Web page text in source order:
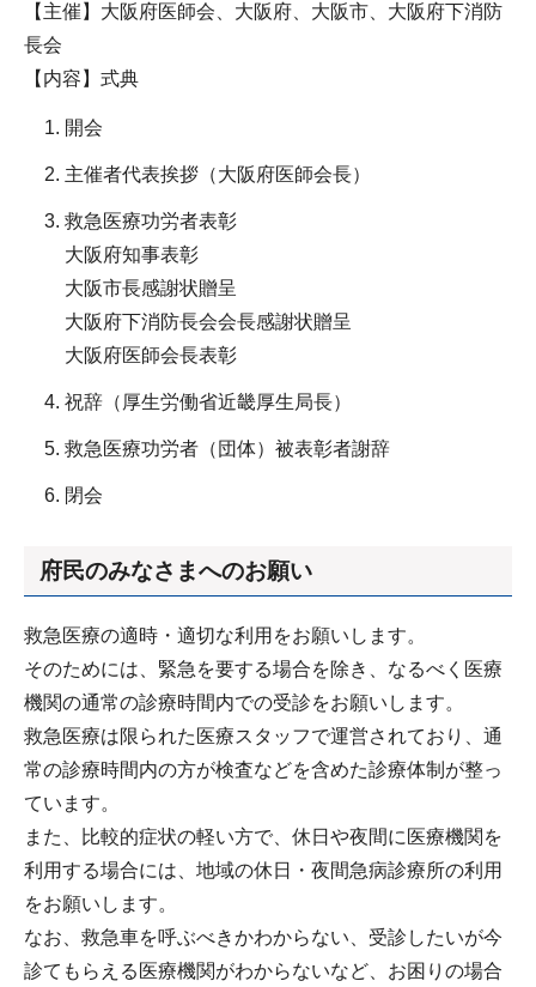
【主催】大阪府医師会、大阪府、大阪市、大阪府下消防
長会
【内容】式典
開会
主催者代表挨拶（大阪府医師会長）
救急医療功労者表彰
大阪府知事表彰
大阪市長感謝状贈呈
大阪府下消防長会会長感謝状贈呈
大阪府医師会長表彰
祝辞（厚生労働省近畿厚生局長）
救急医療功労者（団体）被表彰者謝辞
閉会
府民のみなさまへのお願い
救急医療の適時・適切な利用をお願いします。
そのためには、緊急を要する場合を除き、なるべく医療
機関の通常の診療時間内での受診をお願いします。
救急医療は限られた医療スタッフで運営されており、通
常の診療時間内の方が検査などを含めた診療体制が整っ
ています。
また、比較的症状の軽い方で、休日や夜間に医療機関を
利用する場合には、地域の休日・夜間急病診療所の利用
をお願いします。
なお、救急車を呼ぶべきかわからない、受診したいが今
診てもらえる医療機関がわからないなど、お困りの場合